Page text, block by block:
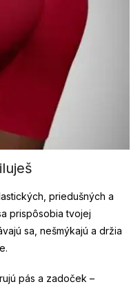
priedušných a
prispôsobia tvojej
sa, nešmýkajú a držia
pás a zadoček –